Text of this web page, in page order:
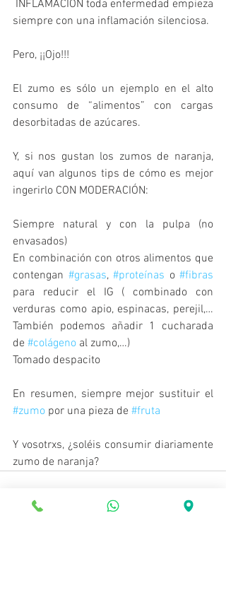
siempre con una inflamación silenciosa.
Pero, ¡¡Ojo!!!
El zumo es sólo un ejemplo en el alto
consumo de “alimentos” con cargas
desorbitadas de azúcares.
Y, si nos gustan los zumos de naranja,
aquí van algunos tips de cómo es mejor
ingerirlo CON MODERACIÓN:
Siempre natural y con la pulpa (no
envasados)
En combinación con otros alimentos que
contengan #grasas, #proteínas o #fibras
para reducir el IG ( combinado con
verduras como apio, espinacas, perejil,…
También podemos añadir 1 cucharada
de #colágeno al zumo,…)
Tomado despacito
#zumo por una pieza de #fruta
Y vosotrxs, ¿soléis consumir diariamente
zumo de naranja?